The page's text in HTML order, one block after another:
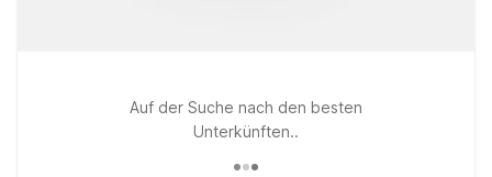
Auf der Suche nach den besten
Unterkünften..